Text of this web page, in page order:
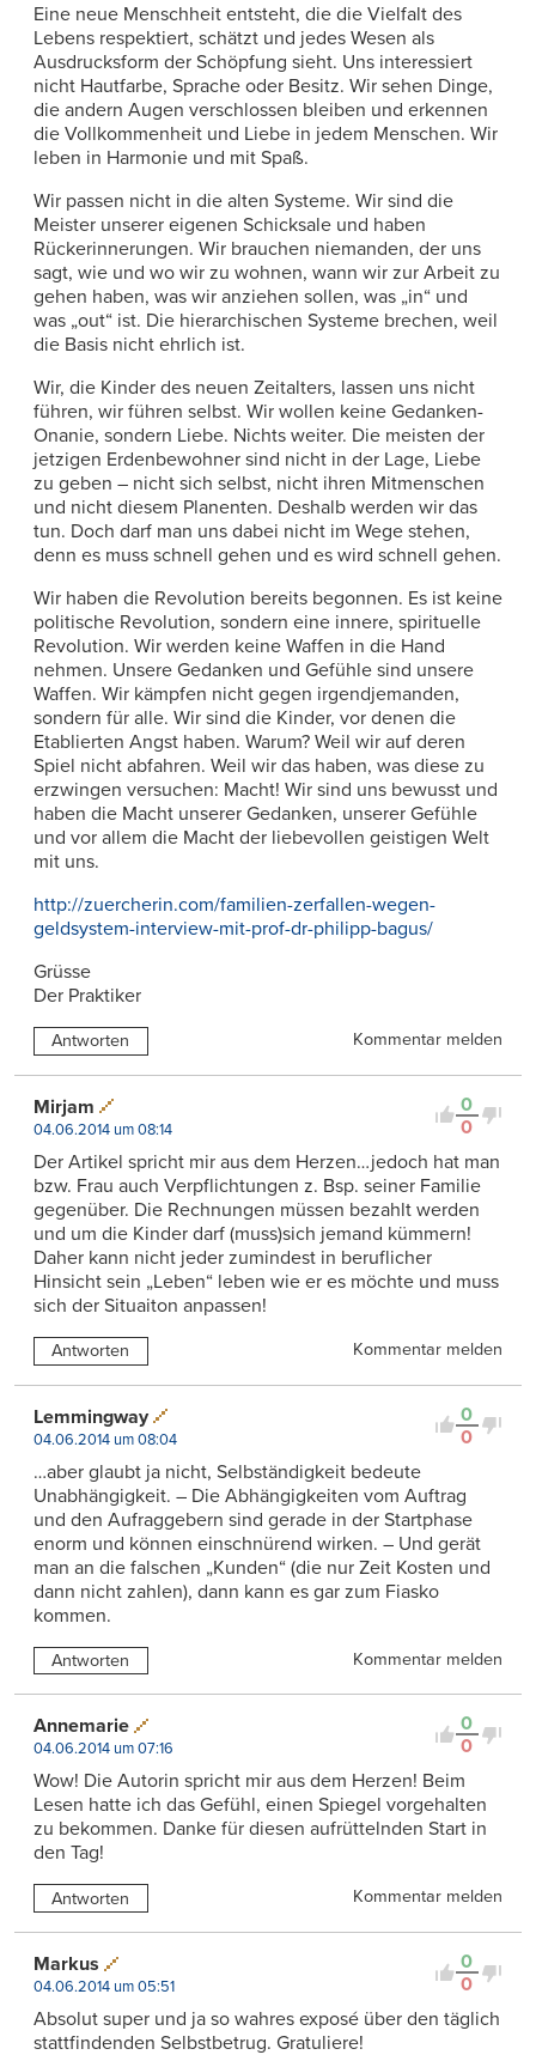
Eine neue Menschheit entsteht, die die Vielfalt des
Lebens respektiert, schätzt und jedes Wesen als
Ausdrucksform der Schöpfung sieht. Uns interessiert
nicht Hautfarbe, Sprache oder Besitz. Wir sehen Dinge,
die andern Augen verschlossen bleiben und erkennen
die Vollkommenheit und Liebe in jedem Menschen. Wir
leben in Harmonie und mit Spaß.
Wir passen nicht in die alten Systeme. Wir sind die
Meister unserer eigenen Schicksale und haben
Rückerinnerungen. Wir brauchen niemanden, der uns
sagt, wie und wo wir zu wohnen, wann wir zur Arbeit zu
gehen haben, was wir anziehen sollen, was „in“ und
was „out“ ist. Die hierarchi­schen Systeme brechen, weil
die Basis nicht ehrlich ist.
Wir, die Kinder des neuen Zeitalters, lassen uns nicht
führen, wir führen selbst. Wir wollen keine Gedanken-
Onanie, sondern Liebe. Nichts weiter. Die meisten der
jetzigen Erdenbewohner sind nicht in der Lage, Liebe
zu geben – nicht sich selbst, nicht ihren Mitmenschen
und nicht diesem Planenten. Deshalb werden wir das
tun. Doch darf man uns dabei nicht im Wege stehen,
denn es muss schnell gehen und es wird schnell gehen.
Wir haben die Revolution bereits begonnen. Es ist keine
politische Revo­lution, sondern eine innere, spirituelle
Revolution. Wir werden keine Waffen in die Hand
nehmen. Unsere Gedanken und Gefühle sind unsere
Waffen. Wir kämpfen nicht gegen irgendjemanden,
sondern für alle. Wir sind die Kinder, vor denen die
Etablierten Angst haben. Warum? Weil wir auf deren
Spiel nicht abfahren. Weil wir das haben, was diese zu
erzwingen versuchen: Macht! Wir sind uns bewusst und
haben die Macht unserer Gedanken, unserer Gefühle
und vor allem die Macht der liebevollen geistigen Welt
mit uns.
http://zuercherin.com/familien-zerfallen-wegen-
geldsystem-interview-mit-prof-dr-philipp-bagus/
Grüsse
Der Praktiker
Antworten Kommentar melden
0
0
Mirjam
04.06.2014 um 08:14
Der Artikel spricht mir aus dem Herzen…jedoch hat man
bzw. Frau auch Verpflichtungen z. Bsp. seiner Familie
gegenüber. Die Rechnungen müssen bezahlt werden
und um die Kinder darf (muss)sich jemand kümmern!
Daher kann nicht jeder zumindest in beruflicher
Hinsicht sein „Leben“ leben wie er es möchte und muss
sich der Situaiton anpassen!
Antworten Kommentar melden
0
0
Lemmingway
04.06.2014 um 08:04
…aber glaubt ja nicht, Selbständigkeit bedeute
Unabhängigkeit. – Die Abhängigkeiten vom Auftrag
und den Aufraggebern sind gerade in der Startphase
enorm und können einschnürend wirken. – Und gerät
man an die falschen „Kunden“ (die nur Zeit Kosten und
dann nicht zahlen), dann kann es gar zum Fiasko
kommen.
Antworten Kommentar melden
0
0
Annemarie
04.06.2014 um 07:16
Wow! Die Autorin spricht mir aus dem Herzen! Beim
Lesen hatte ich das Gefühl, einen Spiegel vorgehalten
zu bekommen. Danke für diesen aufrüttelnden Start in
den Tag!
Antworten Kommentar melden
0
0
Markus
04.06.2014 um 05:51
Absolut super und ja so wahres exposé über den täglich
stattfindenden Selbstbetrug. Gratuliere!